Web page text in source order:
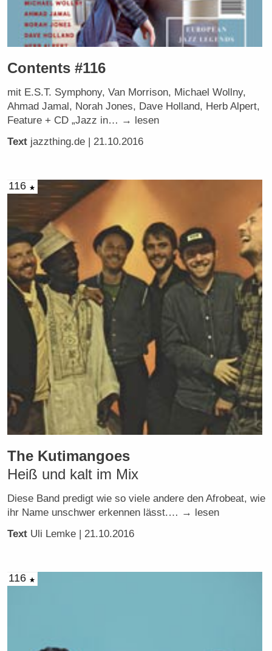
Contents #116
mit E.S.T. Symphony, Van Morrison, Michael Wollny,
Ahmad Jamal, Norah Jones, Dave Holland, Herb Alpert,
Feature + CD „Jazz in… → lesen
Text jazzthing.de | 21.10.2016
116
The Kutimangoes
Heiß und kalt im Mix
Diese Band predigt wie so viele andere den Afrobeat, wie
ihr Name unschwer erkennen lässt.… → lesen
Text Uli Lemke | 21.10.2016
116